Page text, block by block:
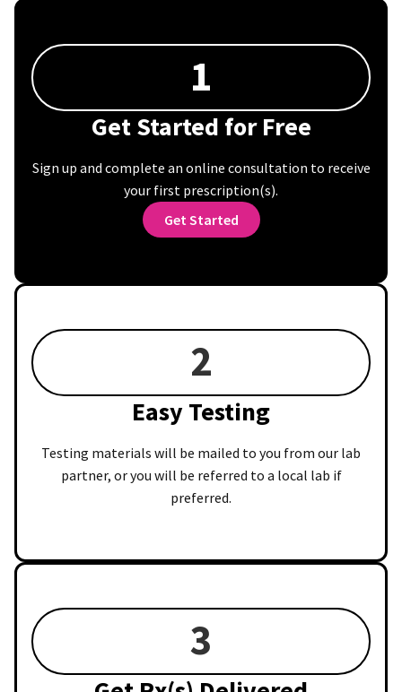
1
Get Started for Free
Sign up and complete an online consultation to receive
your first prescription(s).
Get Started
2
Easy Testing
Testing materials will be mailed to you from our lab
partner, or you will be referred to a local lab if
preferred.
3